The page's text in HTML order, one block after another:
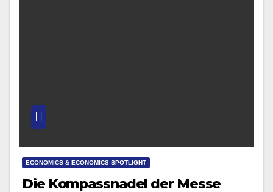
ECONOMICS & ECONOMICS SPOTLIGHT
Die Kompassnadel der Messe